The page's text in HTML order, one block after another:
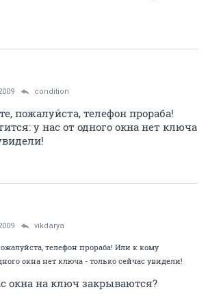
condition
пожалуйста, телефон прораба!
у нас от одного окна нет ключа
vikdarya
телефон прораба! Или к кому
окна нет ключа - только сейчас увидели!
окна на ключ закрываются?